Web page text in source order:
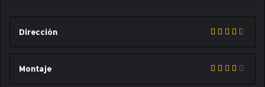
Dirección
Montaje